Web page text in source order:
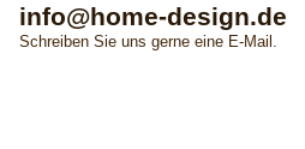
info@home-design.de
Schreiben Sie uns gerne eine E-Mail.